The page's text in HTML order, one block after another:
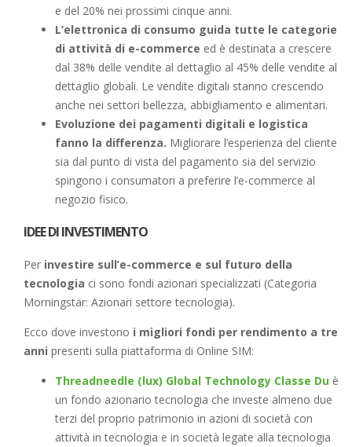
e del 20% nei prossimi cinque anni.
L’elettronica di consumo guida tutte le categorie
di attività di e-commerce ed è destinata a crescere
dal 38% delle vendite al dettaglio al 45% delle vendite al
dettaglio globali. Le vendite digitali stanno crescendo
anche nei settori bellezza, abbigliamento e alimentari.
Evoluzione dei pagamenti digitali e logistica
fanno la differenza. Migliorare l’esperienza del cliente
sia dal punto di vista del pagamento sia del servizio
spingono i consumatori a preferire l’e-commerce al
negozio fisico.
IDEE DI INVESTIMENTO
Per investire sull’e-commerce e sul futuro della
tecnologia ci sono fondi azionari specializzati (Categoria
Morningstar: Azionari settore tecnologia).
Ecco dove investono i migliori fondi per rendimento a tre
anni presenti sulla piattaforma di Online SIM:
Threadneedle (lux) Global Technology Classe Du è
un fondo azionario tecnologia che investe almeno due
terzi del proprio patrimonio in azioni di società con
attività in tecnologia e in società legate alla tecnologia